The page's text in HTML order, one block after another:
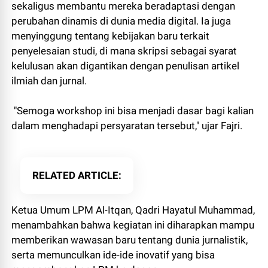
sekaligus membantu mereka beradaptasi dengan
perubahan dinamis di dunia media digital. Ia juga
menyinggung tentang kebijakan baru terkait
penyelesaian studi, di mana skripsi sebagai syarat
kelulusan akan digantikan dengan penulisan artikel
ilmiah dan jurnal.
"Semoga workshop ini bisa menjadi dasar bagi kalian
dalam menghadapi persyaratan tersebut," ujar Fajri.
RELATED ARTICLE
Ketua Umum LPM Al-Itqan, Qadri Hayatul Muhammad,
menambahkan bahwa kegiatan ini diharapkan mampu
memberikan wawasan baru tentang dunia jurnalistik,
serta memunculkan ide-ide inovatif yang bisa